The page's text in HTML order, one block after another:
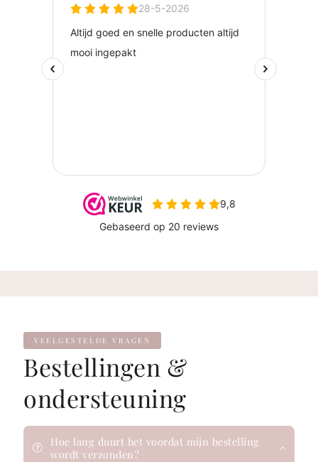
VEELGESTELDE VRAGEN
Bestellingen &
ondersteuning
Hoe lang duurt het voordat mijn bestelling
wordt verzonden?